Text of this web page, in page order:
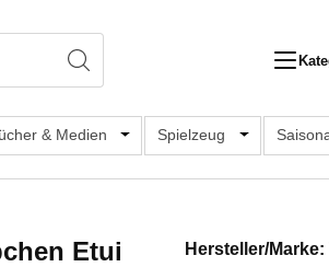
Schule & Hobby
der Kategorie Sammelspaß
& Medien Öffne oder Schließe das
Spielzeug Öffne oder
Etui Hersteller/Marke: